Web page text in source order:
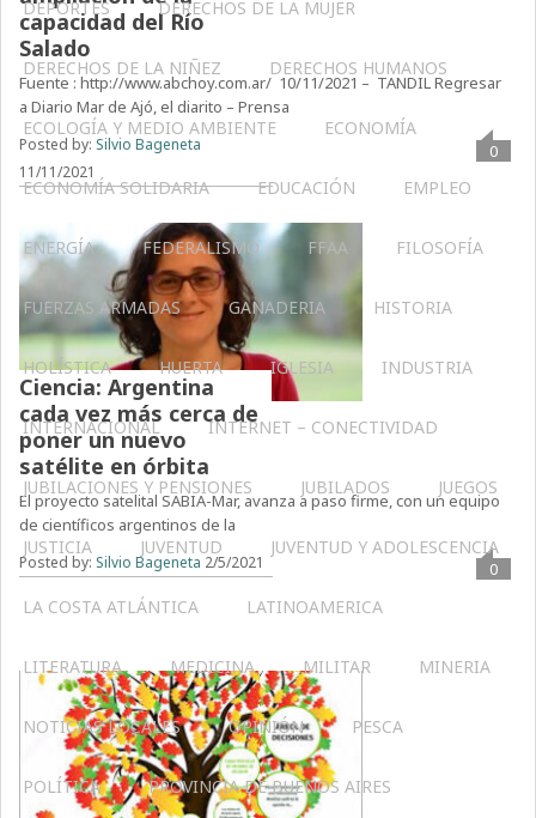
DEPORTES DERECHOS DE LA MUJER
DERECHOS DE LA NIÑEZ DERECHOS HUMANOS
ECOLOGÍA Y MEDIO AMBIENTE ECONOMÍA
ECONOMÍA SOLIDARIA EDUCACIÓN EMPLEO
ENERGÍA FEDERALISMO FFAA FILOSOFÍA
FUERZAS ARMADAS GANADERIA HISTORIA
HOLÍSTICA HUERTA IGLESIA INDUSTRIA
INTERNACIONAL INTERNET – CONECTIVIDAD
JUBILACIONES Y PENSIONES JUBILADOS JUEGOS
JUSTICIA JUVENTUD JUVENTUD Y ADOLESCENCIA
LA COSTA ATLÁNTICA LATINOAMERICA
LITERATURA MEDICINA MILITAR MINERIA
NOTICIAS LOCALES OPINIÓN PESCA
POLÍTICA PROVINCIA DE BUENOS AIRES
capacidad del Río
Salado
Fuente : http://www.abchoy.com.ar/ 10/11/2021 – TANDIL Regresar
a Diario Mar de Ajó, el diarito – Prensa
Posted by: Silvio Bageneta
11/11/2021
0
Ciencia: Argentina
cada vez más cerca de
poner un nuevo
satélite en órbita
El proyecto satelital SABIA-Mar, avanza a paso firme, con un equipo
de científicos argentinos de la
Posted by: Silvio Bageneta 2/5/2021 0